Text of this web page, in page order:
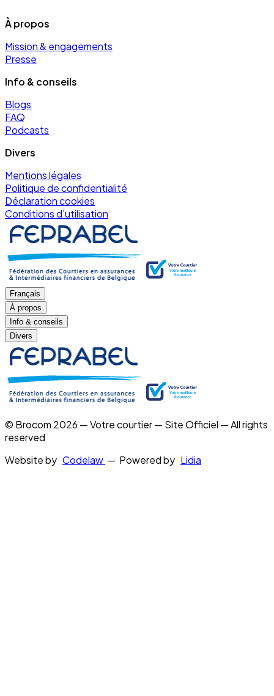
À propos
Mission & engagements
Presse
Info & conseils
Blogs
FAQ
Podcasts
Divers
Mentions légales
Politique de confidentialité
Déclaration cookies
Conditions d'utilisation
Français
À propos
Info & conseils
Divers
© Brocom 2026 — Votre courtier — Site Officiel — All rights
reserved
Website by Codelaw — Powered by Lidia